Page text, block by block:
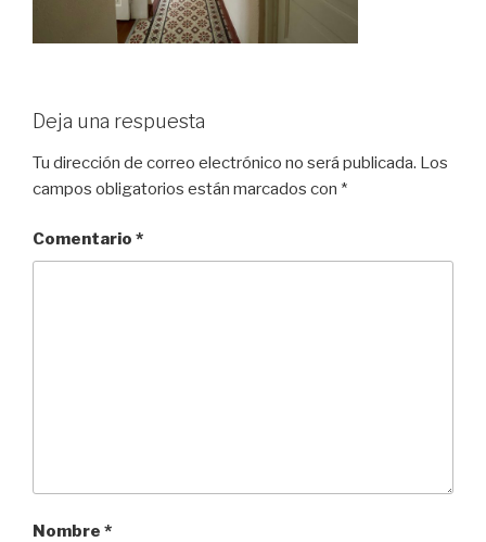
Deja una respuesta
Tu dirección de correo electrónico no será publicada. Los
campos obligatorios están marcados con *
Comentario *
Nombre *